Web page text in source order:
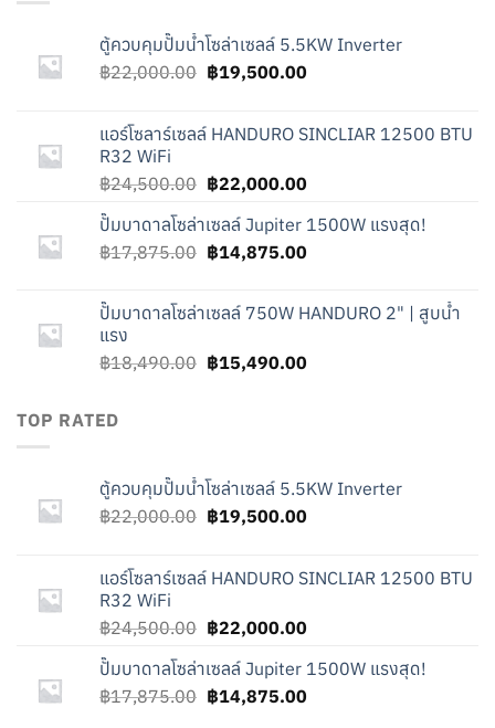
ตู้ควบคุมปั๊มน้ำโซล่าเซลล์ 5.5KW Inverter
฿22,000.00 Original
฿22,000.00.
฿19,500.00Current
฿19,500.00.
แอร์โซลาร์เซลล์ HANDURO SINCLIAR 12500 BTU
R32 WiFi
฿24,500.00 Original
was:
฿24,500.00.
฿22,000.00Current
is:
฿22,000.00.
ปั๊มบาดาลโซล่าเซลล์ Jupiter 1500W แรงสุด!
฿17,875.00 Original
฿17,875.00.
฿14,875.00Current
฿14,875.00.
ปั๊มบาดาลโซล่าเซลล์ 750W HANDURO 2" | สูบน้ำ
แรง
฿18,490.00 Original
฿15,490.00Current
TOP RATED
ตู้ควบคุมปั๊มน้ำโซล่าเซลล์ 5.5KW Inverter
฿22,000.00 Original
฿22,000.00.
฿19,500.00Current
฿19,500.00.
แอร์โซลาร์เซลล์ HANDURO SINCLIAR 12500 BTU
R32 WiFi
฿24,500.00 Original
was:
฿24,500.00.
฿22,000.00Current
is:
฿22,000.00.
ปั๊มบาดาลโซล่าเซลล์ Jupiter 1500W แรงสุด!
฿17,875.00 Original
฿14,875.00Current